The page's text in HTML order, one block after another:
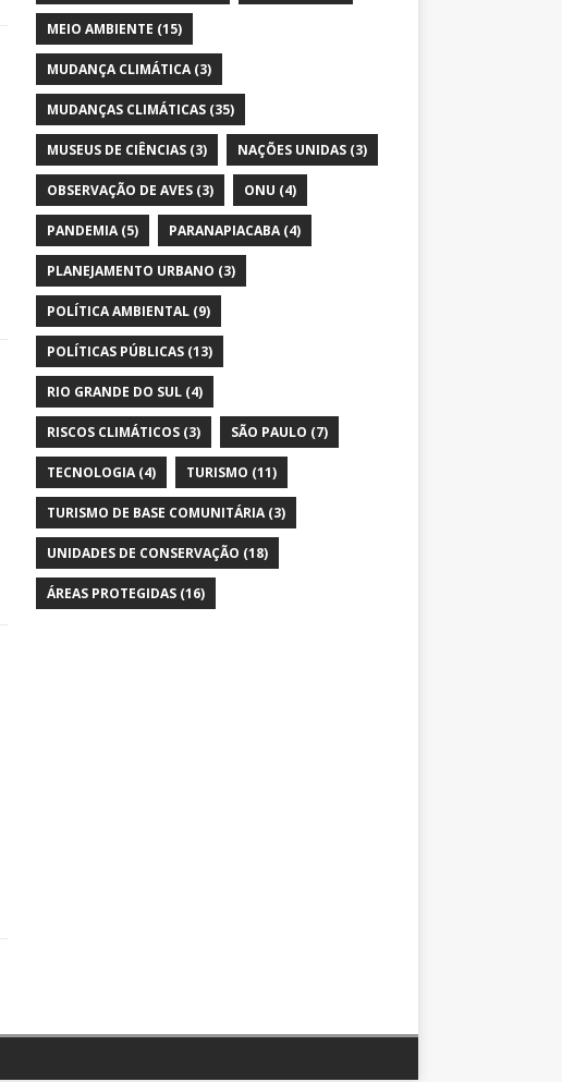
MEIO AMBIENTE (15)
MUDANÇA CLIMÁTICA(3)
MUDANÇAS CLIMÁTICAS(35)
MUSEUS DE CIÊNCIAS(3) NAÇÕES UNIDAS(3)
OBSERVAÇÃO DE AVES(3) ONU (4)
PANDEMIA(5) PARANAPIACABA(4)
PLANEJAMENTO URBANO (3)
POLÍTICA AMBIENTAL(9)
POLÍTICAS PÚBLICAS(13)
RIO GRANDE DO SUL(4)
RISCOS CLIMÁTICOS(3) SÃO PAULO (7)
TECNOLOGIA(4) TURISMO (11)
TURISMO DE BASE COMUNITÁRIA(3)
UNIDADES DE CONSERVAÇÃO (18)
ÁREAS PROTEGIDAS(16)